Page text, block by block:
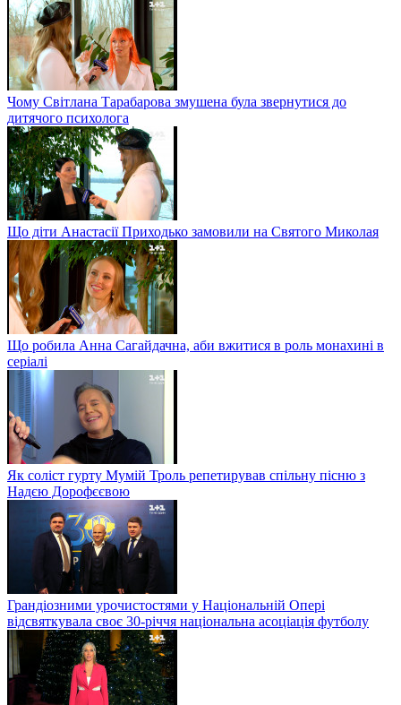
Чому Світлана Тарабарова змушена була звернутися до
дитячого психолога
Що діти Анастасії Приходько замовили на Святого Миколая
Що робила Анна Сагайдачна, аби вжитися в роль монахині в
серіалі
Як соліст гурту Мумій Троль репетирував спільну пісню з
Надєю Дорофєєвою
Грандіозними урочистостями у Національній Опері
відсвяткувала своє 30-річчя національна асоціація футболу